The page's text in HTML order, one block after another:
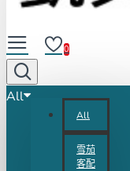
0
All
All
雪茄
客配